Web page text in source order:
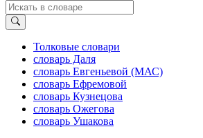
Толковые словари
словарь Даля
словарь Евгеньевой (МАС)
словарь Ефремовой
словарь Кузнецова
словарь Ожегова
словарь Ушакова